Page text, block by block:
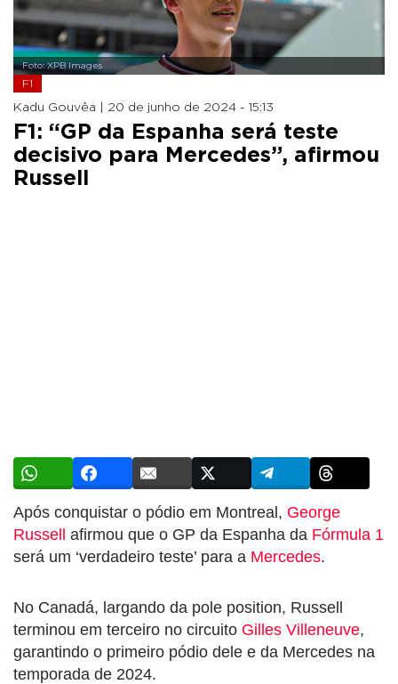
Foto: XPB Images
F1
Kadu Gouvêa | 20 de junho de 2024 - 15:13
F1: “GP da Espanha será teste
decisivo para Mercedes”, afirmou
Russell
Após conquistar o pódio em Montreal, George
Russell afirmou que o GP da Espanha da Fórmula 1
será um ‘verdadeiro teste’ para a Mercedes.
No Canadá, largando da pole position, Russell
terminou em terceiro no circuito Gilles Villeneuve,
garantindo o primeiro pódio dele e da Mercedes na
temporada de 2024.